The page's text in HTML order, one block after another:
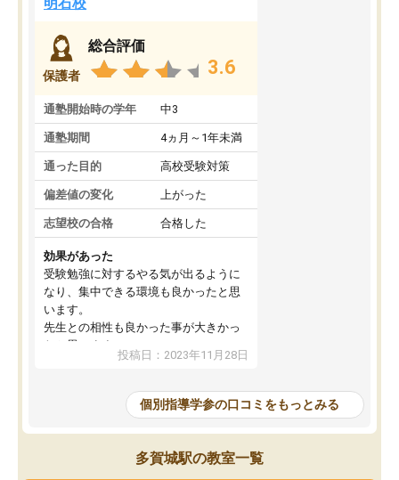
保護者
総合評価
3.6
通塾開始時の学年 中3
通塾期間 4ヵ月～1年未満
通った目的 高校受験対策
偏差値の変化 上がった
志望校の合格 合格した
効果があった
受験勉強に対するやる気が出るように
なり、集中できる環境も良かったと思
います。
先生との相性も良かった事が大きかっ
たと思います。
投稿日：2023年11月28日
個別指導学参の口コミをもっとみる
多賀城駅の教室一覧